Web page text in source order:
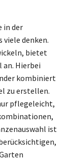
in der
denken.
bietet
Hierbei
kombiniert
zu erstellen.
pflegeleicht,
ist